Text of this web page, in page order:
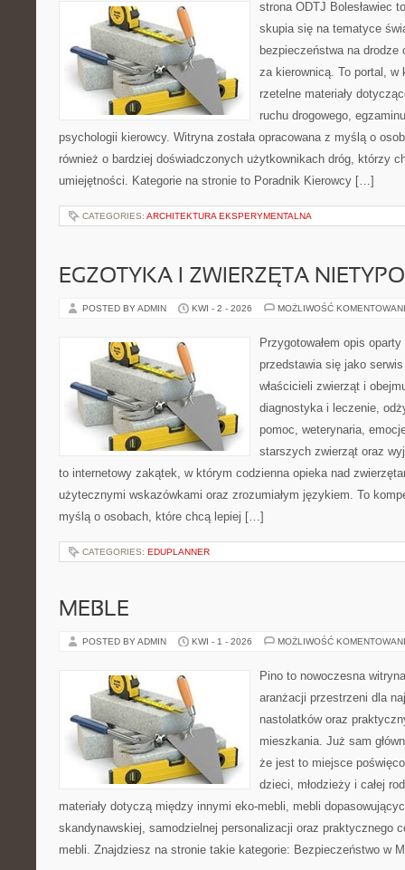
strona ODTJ Bolesławiec
skupia się na tematyce
bezpieczeństwa na
za kierownicą. To portal,
rzetelne materiały
ruchu drogowego,
psychologii kierowcy. Witryna została opracowana z myślą o
również o bardziej doświadczonych użytkownikach dróg, którzy
umiejętności. Kategorie na stronie to Poradnik Kierowcy […]
CATEGORIES: ARCHITEKTURA EKSPERYMENTALNA
EGZOTYKA I ZWIERZĘTA
POSTED BY ADMIN KWI - 2 - 2026 MOŻLIWOŚĆ
Przygotowałem opis
przedstawia się jako
właścicieli zwierząt i
diagnostyka i leczenie,
pomoc, weterynaria,
starszych zwierząt oraz
to internetowy zakątek, w którym codzienna opieka nad
użytecznymi wskazówkami oraz zrozumiałym językiem. To
myślą o osobach, które chcą lepiej […]
CATEGORIES: EDUPLANNER
MEBLE
POSTED BY ADMIN KWI - 1 - 2026 MOŻLIWOŚĆ
Pino to nowoczesna
aranżacji przestrzeni dla
nastolatków oraz
mieszkania. Już sam
że jest to miejsce
dzieci, młodzieży i całej
materiały dotyczą między innymi eko-mebli, mebli
skandynawskiej, samodzielnej personalizacji oraz praktycznego
mebli. Znajdziesz na stronie takie kategorie: Bezpieczeństwo w